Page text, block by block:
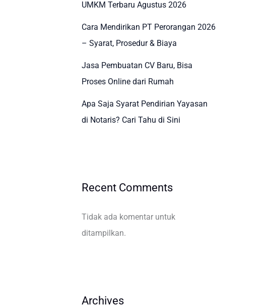
UMKM Terbaru Agustus 2026
Cara Mendirikan PT Perorangan 2026
– Syarat, Prosedur & Biaya
Jasa Pembuatan CV Baru, Bisa
Proses Online dari Rumah
Apa Saja Syarat Pendirian Yayasan
di Notaris? Cari Tahu di Sini
Recent Comments
Tidak ada komentar untuk
ditampilkan.
Archives